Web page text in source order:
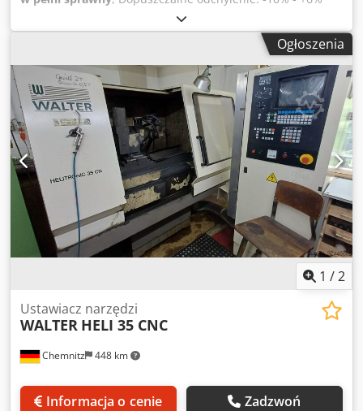
Dkedpfx Ajzl Thcjlhor Ciśnienie w oponach: 4–6 barów Moc
< 1000 VA
Ogłoszenia
1 /2
Chemnitz 448 km
Ustawiacz narzędzi
WALTER HELI 35 CNC
Informacja o cenie Zadzwoń